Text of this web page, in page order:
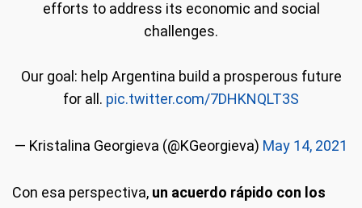
efforts to address its economic and social
challenges.
Our goal: help Argentina build a prosperous future
for all. pic.twitter.com/7DHKNQLT3S
— Kristalina Georgieva (@KGeorgieva) May 14, 2021
Con esa perspectiva, un acuerdo rápido con los